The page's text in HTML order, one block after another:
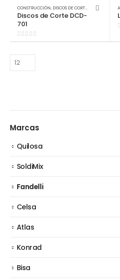
CONSTRUCCIÓN, DISCOS DE CORTE DISCOS DE
Discos de Corte DCD-
701
0out of 5
Marcas
Quilosa
SoldiMix
Fandelli
Celsa
Atlas
Konrad
Bisa